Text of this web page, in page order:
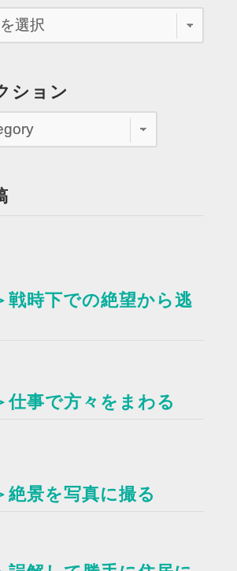
ション
戦時下での絶望から逃
仕事で方々をまわる
絶景を写真に撮る